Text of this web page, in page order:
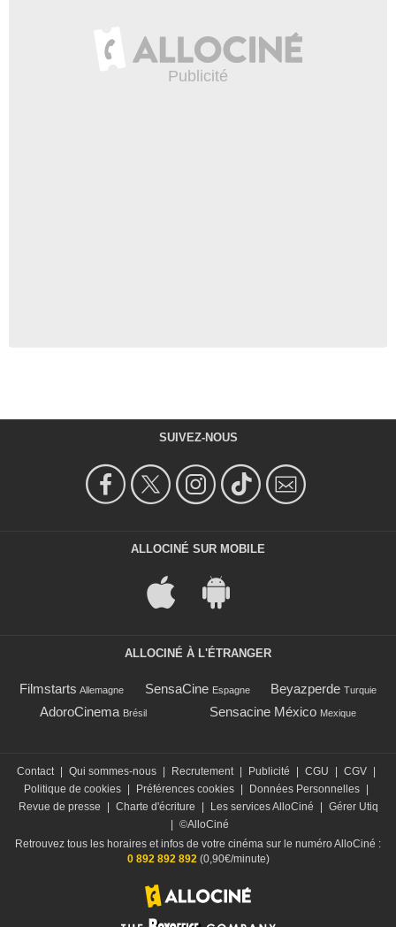
SUIVEZ-NOUS
ALLOCINÉ SUR MOBILE
ALLOCINÉ À L'ÉTRANGER
Filmstarts Allemagne SensaCine Espagne Beyazperde Turquie
AdoroCinema Brésil Sensacine México Mexique
Contact Qui sommes-nous Recrutement Publicité CGU CGV
Politique de cookies
Préférences cookies Données Personnelles
Revue de presse
Charte d'écriture Les services AlloCiné
Gérer Utiq
©AlloCiné
Retrouvez tous les horaires et infos de votre cinéma sur le numéro AlloCiné :
0 892 892 892(0,90€/minute)